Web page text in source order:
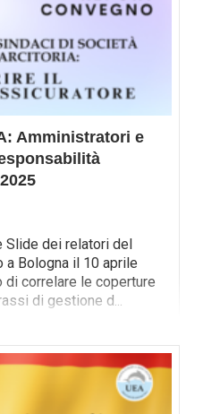
Amministratori e
Slide dei relatori del
a Bologna il 10 aprile
correlare le coperture
di gestione d...